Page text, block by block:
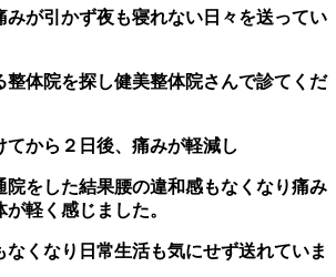
みが引かず夜も寝れない日々を送ってい
整体院を探し健美整体院さんで診てくだ
てから２日後、痛みが軽減し
院をした結果腰の違和感もなくなり痛み
軽く感じました。
なくなり日常生活も気にせず送れていま